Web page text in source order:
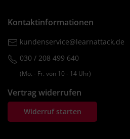
Kontaktinformationen
kundenservice@learnattack.de
030 / 208 499 640
(Mo. ‐ Fr. von 10 ‐ 14 Uhr)
Vertrag widerrufen
Widerruf starten